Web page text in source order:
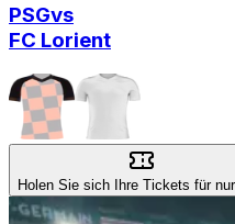
PSGvs
FC Lorient
Holen Sie sich Ihre Tickets für nur